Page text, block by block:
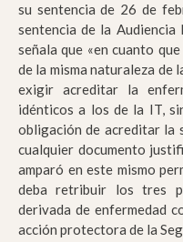
su sentencia de 26 de
sentencia de la
señala que «en cuanto
de la misma naturaleza de
exigir acreditar la
idénticos a los de la IT,
obligación de acreditar la
cualquier documento
amparó en este mismo
deba retribuir los tres
derivada de enfermedad
acción protectora de la